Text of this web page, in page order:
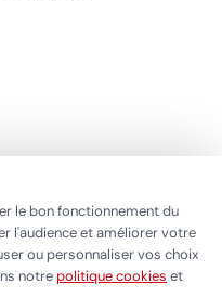
Mentions légales
le bon fonctionnement du
l'audience et améliorer votre
ou personnaliser vos choix
notrepolitique cookies et
cookies •
Gérer mes